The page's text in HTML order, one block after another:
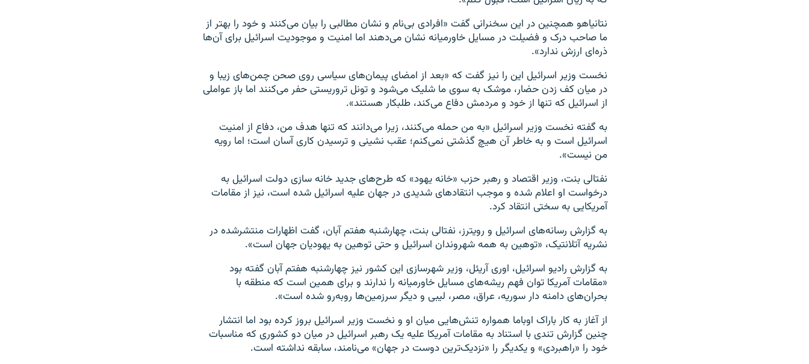
نتانیاهو همچنین در این سخنرانی گفت «افرادی بی‌نام و نشان مطالبی را بیان می‌کنند و خود را بهتر از
ما صاحب درک و فضیلت در مسایل خاورمیانه نشان می‌دهند اما امنیت و موجودیت اسرائیل برای آن‌ها
ذره‌ای ارزش ندارد».
نخست وزیر اسرائیل این را نیز گفت که «بعد از امضای پیمان‌های سیاسی روی صحن چمن‌های زیبا و
در میان کف زدن حضار، موشک به سوی ما شلیک می‌شود و تونل تروریستی حفر می‌کنند اما باز عواملی
از اسرائیل که تنها از خود و مردمش دفاع می‌کند، طلبکار هستند».
به گفته نخست وزیر اسرائیل «به من حمله می‌کنند، زیرا می‌دانند که تنها هدف من، دفاع از امنیت
اسرائیل است و به خاطر آن هیچ گذشتی نمی‌کنم؛ عقب نشینی و ترسیدن کاری آسان است؛ اما رویه
من نیست».
نفتالی بنت، وزیر اقتصاد و رهبر حزب «خانه یهود» که طرح‌های جدید خانه سازی دولت اسرائیل به
درخواست او اعلام شده و موجب انتقادهای شدیدی در جهان علیه اسرائیل شده است، نیز از مقامات
آمریکایی به سختی انتقاد کرد.
به گزارش رسانه‌های اسرائیل و رویترز، نفتالی بنت، چهارشنبه هفتم آبان، گفت اظهارات منتشرشده در
نشریه آتلانتیک، «توهین به همه شهروندان اسرائیل و حتی توهین به یهودیان جهان است».
به گزارش رادیو اسرائیل، اوری آریئل، وزیر شهرسازی این کشور نیز چهارشنبه هفتم آبان گفته بود
«مقامات آمریکا توان فهم ریشه‌های مسایل خاورمیانه را ندارند و برای همین است که منطقه با
بحران‌های دامنه دار سوریه، عراق، مصر، لیبی و دیگر سرزمین‌ها روبه‌رو شده است».
از آغاز به کار باراک اوباما همواره تنش‌هایی میان او و نخست وزیر اسرائیل بروز کرده بود اما انتشار
چنین گزارش تندی با استناد به مقامات آمریکا علیه یک رهبر اسرائیل در میان دو کشوری که مناسبات
خود را «راهبردی» و یکدیگر را «نزدیک‌ترین دوست در جهان» می‌نامند، سابقه نداشته است.